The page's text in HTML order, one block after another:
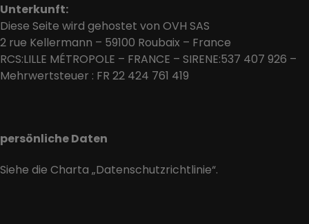
Unterkunft:
Diese Seite wird gehostet von OVH SAS
2 rue Kellermann – 59100 Roubaix – France
RCS:LILLE MÉTROPOLE – FRANCE – SIRENE:537 407 926 –
Mehrwertsteuer : FR 22 424 761 419
persönliche Daten
Siehe die Charta „Datenschutzrichtlinie“.